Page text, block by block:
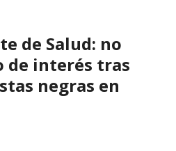
de Salud: no
de interés tras
negras en